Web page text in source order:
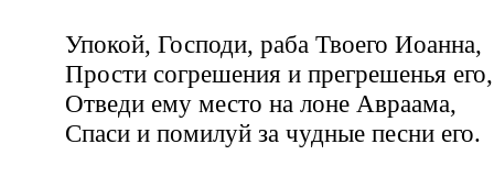
Упокой, Господи, раба Твоего Иоанна,
Прости согрешения и прегрешенья его,
Отведи ему место на лоне Авраама,
Спаси и помилуй за чудные песни его.